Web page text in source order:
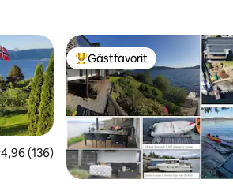
av 5 i genomsnittligt betyg, 136
4,96 (136)
Populär gästfavorit
Gästfavorit